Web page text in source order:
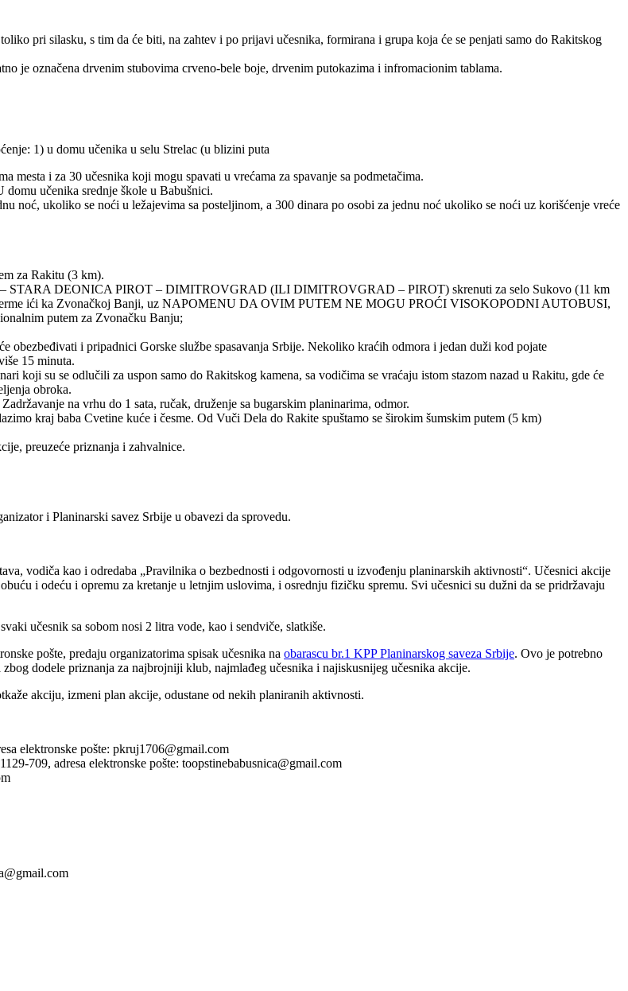
pri silasku, s tim da će biti, na zahtev i po prijavi učesnika, formirana i grupa koja će se penjati samo do Rakitskog
je označena drvenim stubovima crveno-bele boje, drvenim putokazima i infromacionim tablama.
1) u domu učenika u selu Strelac (u blizini puta
mesta i za 30 učesnika koji mogu spavati u vrećama za spavanje sa podmetačima.
domu učenika srednje škole u Babušnici.
noć, ukoliko se noći u ležajevima sa posteljinom, a 300 dinara po osobi za jednu noć ukoliko se noći uz korišćenje vreće
za Rakitu (3 km).
– STARA DEONICA PIROT – DIMITROVGRAD (ILI DIMITROVGRAD – PIROT) skrenuti za selo Sukovo (11 km
ići ka Zvonačkoj Banji, uz NAPOMENU DA OVIM PUTEM NE MOGU PROĆI VISOKOPODNI AUTOBUSI,
putem za Zvonačku Banju;
obezbeđivati i pripadnici Gorske službe spasavanja Srbije. Nekoliko kraćih odmora i jedan duži kod pojate
15 minuta.
koji su se odlučili za uspon samo do Rakitskog kamena, sa vodičima se vraćaju istom stazom nazad u Rakitu, gde će
obroka.
na vrhu do 1 sata, ručak, druženje sa bugarskim planinarima, odmor.
kraj baba Cvetine kuće i česme. Od Vuči Dela do Rakite spuštamo se širokim šumskim putem (5 km)
preuzeće priznanja i zahvalnice.
i Planinarski savez Srbije u obavezi da sprovedu.
vodiča kao i odredaba „Pravilnika o bezbednosti i odgovornosti u izvođenju planinarskih aktivnosti“. Učesnici akcije
i odeću i opremu za kretanje u letnjim uslovima, i osrednju fizičku spremu. Svi učesnici su dužni da se pridržavaju
učesnik sa sobom nosi 2 litra vode, kao i sendviče, slatkiše.
pošte, predaju organizatorima spisak učesnika na obarascu br.1 KPP Planinarskog saveza Srbije. Ovo je potrebno
dodele priznanja za najbrojniji klub, najmlađeg učesnika i najiskusnijeg učesnika akcije.
akciju, izmeni plan akcije, odustane od nekih planiranih aktivnosti.
elektronske pošte: pkruj1706@gmail.com
709, adresa elektronske pošte: toopstinebabusnica@gmail.com